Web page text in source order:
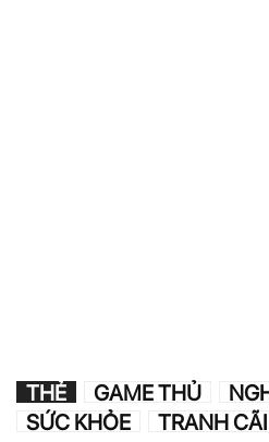
THẺ GAME THỦ
SỨC KHỎE
TRANH CÃI